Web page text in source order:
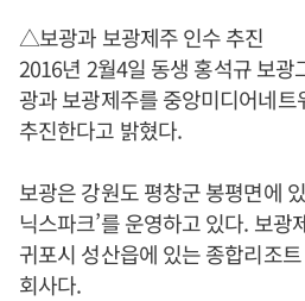
△보광과 보광제주 인수 추진
2016년 2월4일 동생 홍석규 보광
광과 보광제주를 중앙미디어네
추진한다고 밝혔다.
보광은 강원도 평창군 봉평면에
닉스파크’를 운영하고 있다. 보광
귀포시 성산읍에 있는 종합리조트
회사다.